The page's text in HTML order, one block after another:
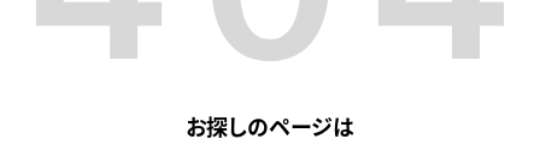
お探しのページは